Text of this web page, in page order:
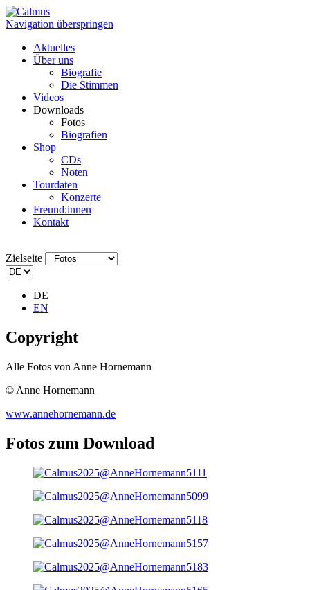
Navigation überspringen
Aktuelles
Über uns
Biografie
Die Stimmen
Videos
Downloads
Fotos
Biografien
Shop
CDs
Noten
Tourdaten
Konzerte
Freund:innen
Kontakt
Zielseite
DE
EN
Copyright
Alle Fotos von Anne Hornemann
© Anne Hornemann
www.annehornemann.de
Fotos zum Download